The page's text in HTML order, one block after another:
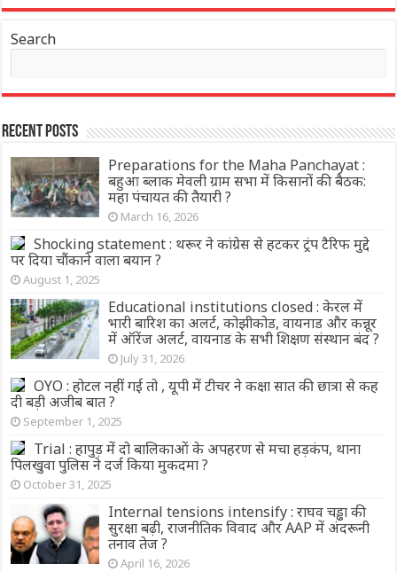
Search
Recent Posts
Preparations for the Maha Panchayat :
बहुआ ब्लाक मेवली ग्राम सभा में किसानों की बैठक:
महा पंचायत की तैयारी ?
March 16, 2026
Shocking statement : थरूर ने कांग्रेस से हटकर ट्रंप टैरिफ मुद्दे
पर दिया चौंकाने वाला बयान ?
August 1, 2025
Educational institutions closed : केरल में
भारी बारिश का अलर्ट, कोझीकोड, वायनाड और कन्नूर
में ऑरेंज अलर्ट, वायनाड के सभी शिक्षण संस्थान बंद ?
July 31, 2026
OYO : होटल नहीं गई तो , यूपी में टीचर ने कक्षा सात की छात्रा से कह
दी बड़ी अजीब बात ?
September 1, 2025
Trial : हापुड़ में दो बालिकाओं के अपहरण से मचा हड़कंप, थाना
पिलखुवा पुलिस ने दर्ज किया मुकदमा ?
October 31, 2025
Internal tensions intensify : राघव चड्ढा की
सुरक्षा बढ़ी, राजनीतिक विवाद और AAP में अंदरूनी
तनाव तेज ?
April 16, 2026